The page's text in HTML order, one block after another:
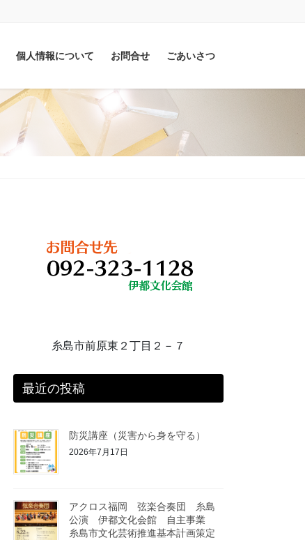
個人情報について お問合せ ごあいさつ
糸島市前原東２丁目２－７
最近の投稿
防災講座（災害から身を守る）
2026年7月17日
アクロス福岡 弦楽合奏団 糸島
公演 伊都文化会館 自主事業
糸島市文化芸術推進基本計画策定